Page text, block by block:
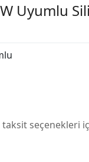
Uyumlu
seçenekleri